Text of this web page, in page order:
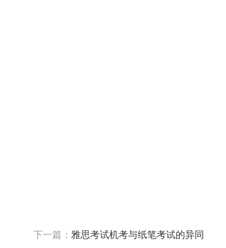
下一篇： 雅思考试机考与纸笔考试的异同